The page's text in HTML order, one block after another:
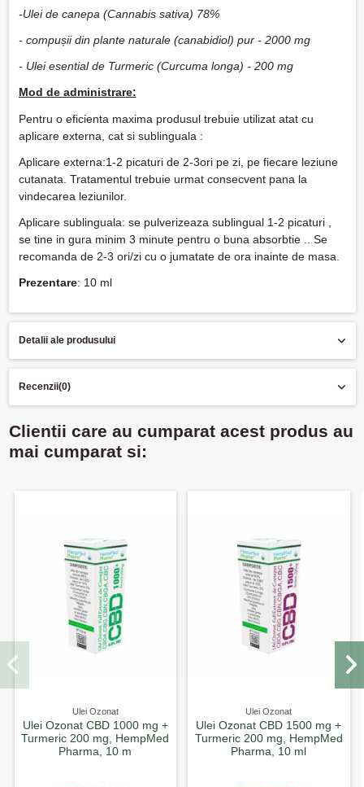
-Ulei de canepa (Cannabis sativa) 78%
- compușii din plante naturale (canabidiol) pur - 2000 mg
- Ulei esential de Turmeric (Curcuma longa) - 200 mg
Mod de administrare:
Pentru o eficienta maxima produsul trebuie utilizat atat cu
aplicare externa, cat si sublinguala :
Aplicare externa:1-2 picaturi de 2-3ori pe zi, pe fiecare leziune
cutanata. Tratamentul trebuie urmat consecvent pana la
vindecarea leziunilor.
Aplicare sublinguala: se pulverizeaza sublingual 1-2 picaturi ,
se tine in gura minim 3 minute pentru o buna absorbtie .. Se
recomanda de 2-3 ori/zi cu o jumatate de ora inainte de masa.
Prezentare: 10 ml
Detalii ale produsului
Recenzii(0)
Clientii care au cumparat acest produs au
mai cumparat si:
Ulei Ozonat
Ulei Ozonat CBD 1000 mg +
Turmeric 200 mg, HempMed
Pharma, 10 m
Ulei Ozonat
Ulei Ozonat CBD 1500 mg +
Turmeric 200 mg, HempMed
Pharma, 10 ml